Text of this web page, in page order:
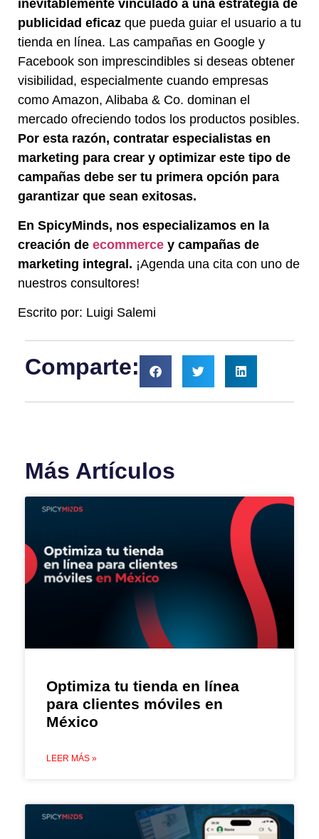
inevitablemente vinculado a una estrategia de
publicidad eficaz que pueda guiar el usuario a tu
tienda en línea. Las campañas en Google y
Facebook son imprescindibles si deseas obtener
visibilidad, especialmente cuando empresas
como Amazon, Alibaba & Co. dominan el
mercado ofreciendo todos los productos posibles.
Por esta razón, contratar especialistas en
marketing para crear y optimizar este tipo de
campañas debe ser tu primera opción para
garantizar que sean exitosas.
En SpicyMinds, nos especializamos en la
creación de ecommerce y campañas de
marketing integral. ¡Agenda una cita con uno de
nuestros consultores!
Escrito por: Luigi Salemi
Comparte:
Más Artículos
Optimiza tu tienda en línea
para clientes móviles en
México
LEER MÁS »